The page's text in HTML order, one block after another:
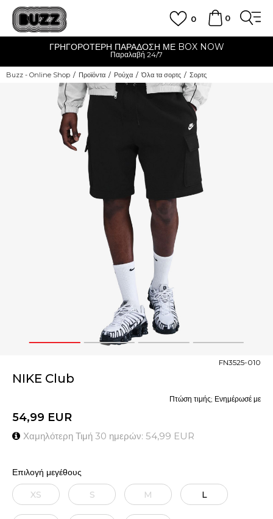
0
0
ΓΡΗΓΟΡΟΤΕΡΗ ΠΑΡΑΔΟΣΗ ΜΕ BOX NOW
Παραλαβή 24/7
Buzz - Online Shop Προϊόντα Ρούχα Όλα τα σορτς Σορτς
1 2 3 4
NIKE Club
FN3525-010
54,99 EUR
Χαμηλότερη Τιμή 30 ημερών: 54,99 EUR
Πτώση τιμής; Ενημέρωσέ με
Επιλογή μεγέθους
XS S M L